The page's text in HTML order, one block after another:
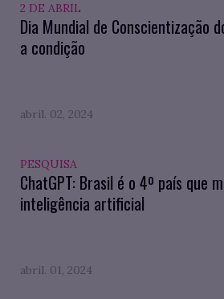
2 DE ABRIL
Dia Mundial de Conscientização
a condição
abril. 02, 2024
PESQUISA
ChatGPT: Brasil é o 4º país que
inteligência artificial
abril. 01, 2024